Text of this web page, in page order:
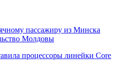
пассажиру из Минска
Молдовы
процессоры линейки Core